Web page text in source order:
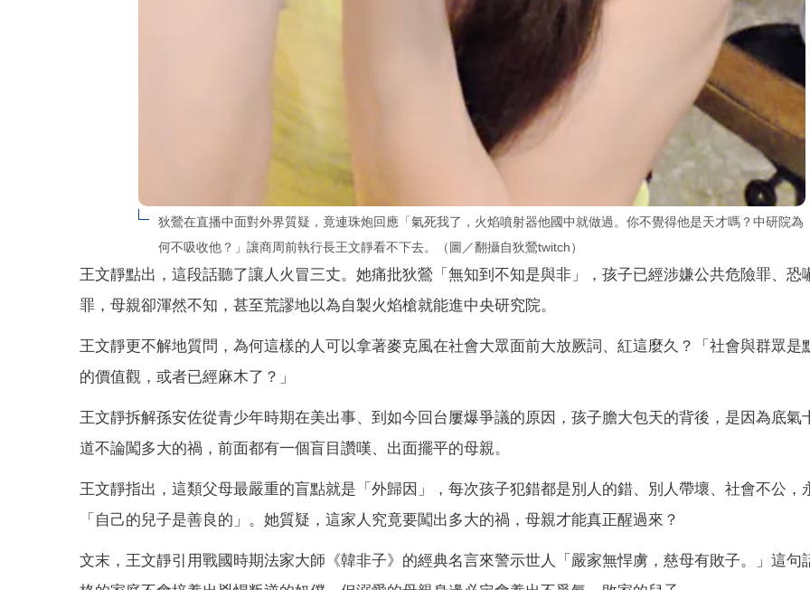
狄鶯在直播中面對外界質疑，竟連珠炮回應「氣死我了，火焰噴射器他國中就做過。你不覺得他是天才嗎？中研院為
何不吸收他？」讓商周前執行長王文靜看不下去。（圖／翻攝自狄鶯twitch）
王文靜點出，這段話聽了讓人火冒三丈。她痛批狄鶯「無知到不知是與非」，孩子已經涉嫌公共危險罪、恐
罪，母親卻渾然不知，甚至荒謬地以為自製火焰槍就能進中央研究院。
王文靜更不解地質問，為何這樣的人可以拿著麥克風在社會大眾面前大放厥詞、紅這麼久？「社會與群眾是
的價值觀，或者已經麻木了？」
王文靜拆解孫安佐從青少年時期在美出事、到如今回台屢爆爭議的原因，孩子膽大包天的背後，是因為底氣
道不論闖多大的禍，前面都有一個盲目讚嘆、出面擺平的母親。
王文靜指出，這類父母最嚴重的盲點就是「外歸因」，每次孩子犯錯都是別人的錯、別人帶壞、社會不公，
「自己的兒子是善良的」。她質疑，這家人究竟要闖出多大的禍，母親才能真正醒過來？
文末，王文靜引用戰國時期法家大師《韓非子》的經典名言來警示世人「嚴家無悍虜，慈母有敗子。」這句